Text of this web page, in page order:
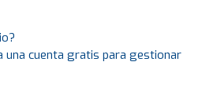
una cuenta gratis para gestionar